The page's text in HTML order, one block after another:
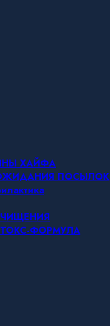
ХАЙФА
ПОСЫЛОК
ФОРМУЛА